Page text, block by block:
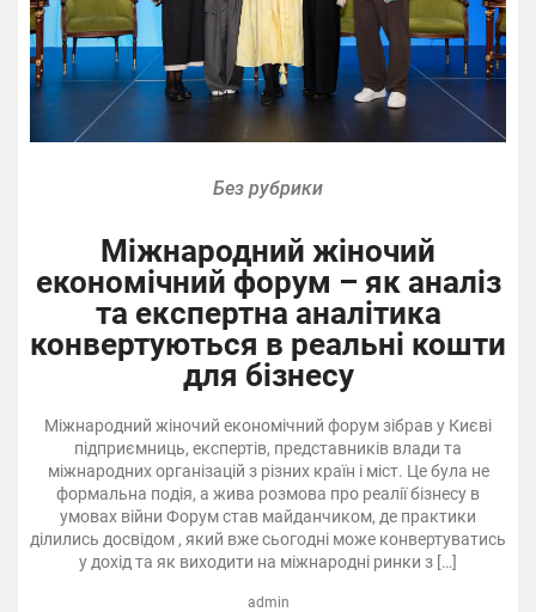
Без рубрики
Міжнародний жіночий
економічний форум – як аналіз
та експертна аналітика
конвертуються в реальні кошти
для бізнесу
Міжнародний жіночий економічний форум зібрав у Києві
підприємниць, експертів, представників влади та
міжнародних організацій з різних країн і міст. Це була не
формальна подія, а жива розмова про реалії бізнесу в
умовах війни Форум став майданчиком, де практики
ділились досвідом , який вже сьогодні може конвертуватись
у дохід та як виходити на міжнародні ринки з […]
admin